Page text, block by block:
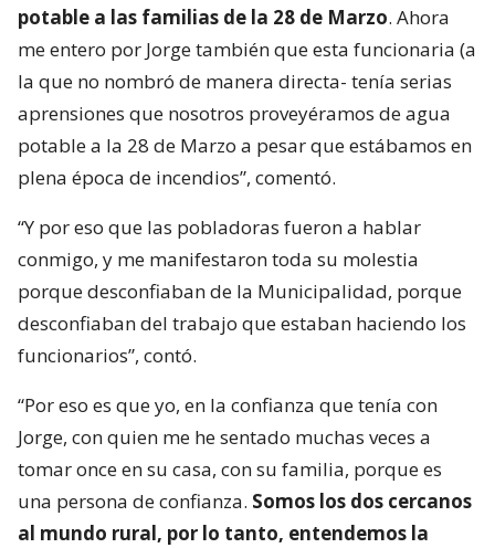
potable a las familias de la 28 de Marzo. Ahora
me entero por Jorge también que esta funcionaria (a
la que no nombró de manera directa- tenía serias
aprensiones que nosotros proveyéramos de agua
potable a la 28 de Marzo a pesar que estábamos en
plena época de incendios”, comentó.
“Y por eso que las pobladoras fueron a hablar
conmigo, y me manifestaron toda su molestia
porque desconfiaban de la Municipalidad, porque
desconfiaban del trabajo que estaban haciendo los
funcionarios”, contó.
“Por eso es que yo, en la confianza que tenía con
Jorge, con quien me he sentado muchas veces a
tomar once en su casa, con su familia, porque es
una persona de confianza. Somos los dos cercanos
al mundo rural, por lo tanto, entendemos la